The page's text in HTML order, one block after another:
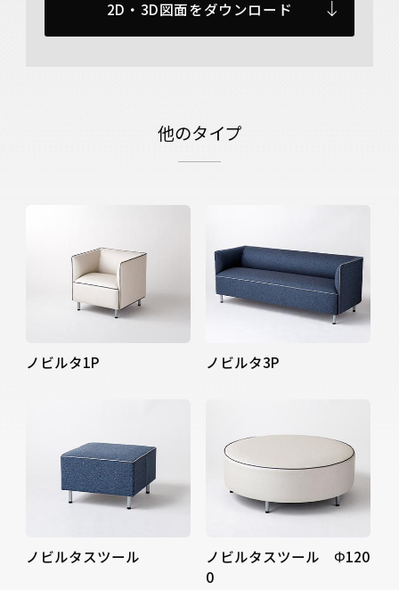
2D・3D図面をダウンロード
他のタイプ
ノビルタ1P ノビルタ3P
ノビルタスツール
ノビルタスツール Φ120
0